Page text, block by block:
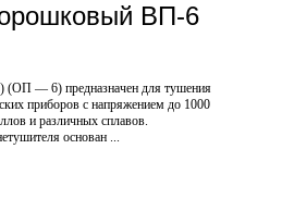
ВП-6
(ОП — 6) предназначен для тушения
приборов с напряжением до 1000
и различных сплавов.
основан ...